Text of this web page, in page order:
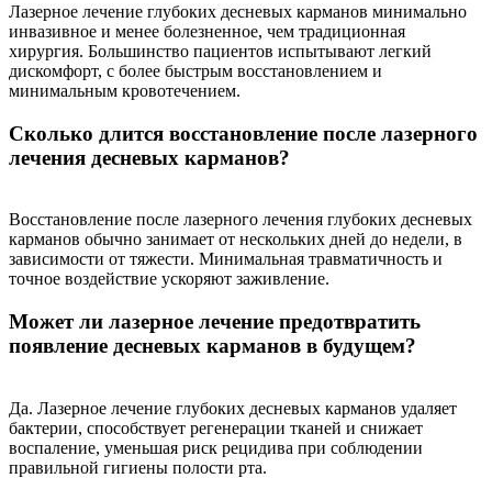
Лазерное лечение глубоких десневых карманов минимально
инвазивное и менее болезненное, чем традиционная
хирургия. Большинство пациентов испытывают легкий
дискомфорт, с более быстрым восстановлением и
минимальным кровотечением.
Сколько длится восстановление после лазерного
лечения десневых карманов?
Восстановление после лазерного лечения глубоких десневых
карманов обычно занимает от нескольких дней до недели, в
зависимости от тяжести. Минимальная травматичность и
точное воздействие ускоряют заживление.
Может ли лазерное лечение предотвратить
появление десневых карманов в будущем?
Да. Лазерное лечение глубоких десневых карманов удаляет
бактерии, способствует регенерации тканей и снижает
воспаление, уменьшая риск рецидива при соблюдении
правильной гигиены полости рта.